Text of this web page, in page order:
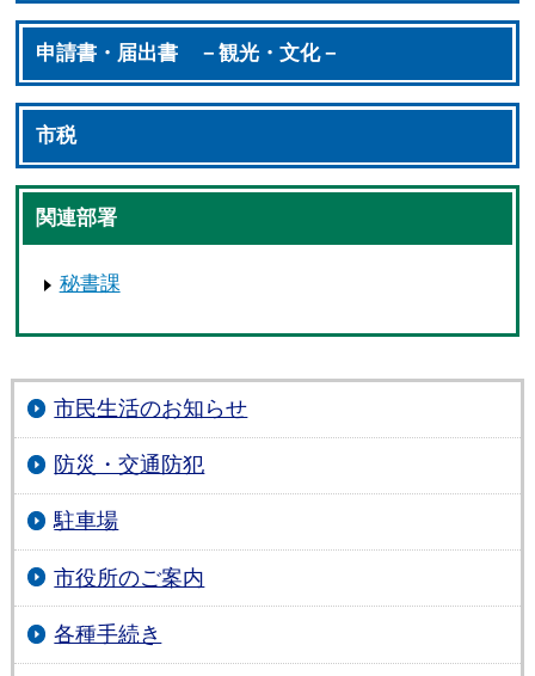
申請書・届出書 －観光・文化－
市税
関連部署
秘書課
市民生活のお知らせ
防災・交通防犯
駐車場
市役所のご案内
各種手続き